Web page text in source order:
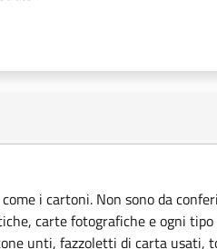
i cartoni. Non sono da
carte fotografiche e ogni
unti, fazzoletti di carta usati,